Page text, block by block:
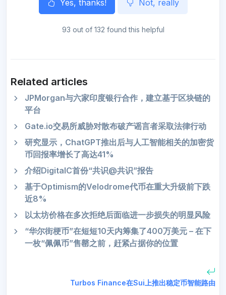
Yes, thanks! Not, really
93 out of 132 found this helpful
Related articles
JPMorgan与六家印度银行合作，建立基于区块链的
平台
Gate.io交易所威胁对散布破产谣言者采取法律行动
研究显示，ChatGPT推出后与人工智能相关的加密货
币回报率增长了高达41%
介绍DigitalC首份“共识@共识”报告
基于Optimism的Velodrome代币在重大升级前下跌
近8%
以太坊价格在多次拒绝后面临进一步损失的明显风险
“华尔街梗币”在短短10天内筹集了400万美元 – 在下
一枚“佩佩币”售罄之前，赶紧占据你的位置
Turbos Finance在Sui上推出稳定币智能路由